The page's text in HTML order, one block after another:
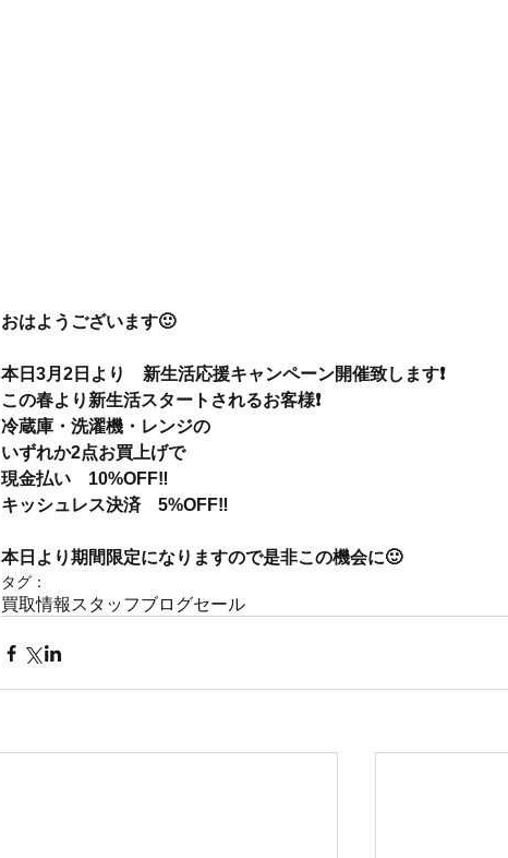
おはようございます🙂
本日3月2日より　新生活応援キャンペーン開催致します❗️
この春より新生活スタートされるお客様❗️
冷蔵庫・洗濯機・レンジの
いずれか2点お買上げで
現金払い　10%OFF‼️
キッシュレス決済　5%OFF‼️
本日より期間限定になりますので是非この機会に🙂
タグ：
買取情報 スタッフブログセール